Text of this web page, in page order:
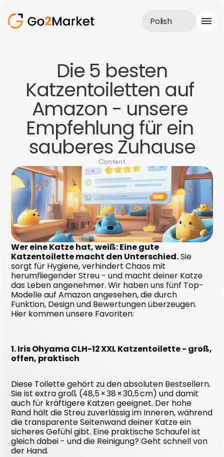
Realizacje
Case Study
Blog
O nas
Usługi
Polish
Katzentoiletten auf
Amazon - unsere
Empfehlung für ein
sauberes Zuhause
Content
Wer eine Katze hat, weiß: Eine gute
Katzentoilette macht den Unterschied. Sie
sorgt für Hygiene, verhindert Chaos mit
herumfliegender Streu - und macht deiner Katze
das Leben angenehmer. Wir haben uns fünf Top-
Modelle auf Amazon angesehen, die durch
Funktion, Design und Bewertungen überzeugen.
Hier kommen unsere Favoriten:
1. Iris Ohyama CLH-12 XXL Katzentoilette - groß,
offen, praktisch
Diese Toilette gehört zu den absoluten Bestsellern.
Sie ist extra groß (48,5 × 38 × 30,5 cm) und damit
auch für kräftigere Katzen geeignet. Der hohe
Rand hält die Streu zuverlässig im Inneren, während
die transparente Seitenwand deiner Katze ein
sicheres Gefühl gibt. Eine praktische Schaufel ist
gleich dabei - und die Reinigung? Geht schnell von
der Hand.